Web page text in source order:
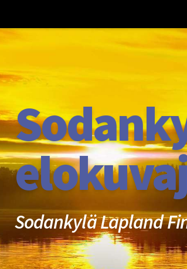
Sodankylä Lapland